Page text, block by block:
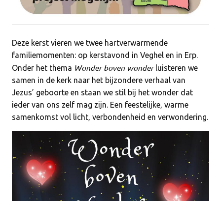
Deze kerst vieren we twee hartverwarmende
familiemomenten: op kerstavond in Veghel en in Erp.
Onder het thema Wonder boven wonderluisteren we
samen in de kerk naar het bijzondere verhaal van
Jezus’ geboorte en staan we stil bij het wonder dat
ieder van ons zelf mag zijn. Een feestelijke, warme
samenkomst vol licht, verbondenheid en verwondering.